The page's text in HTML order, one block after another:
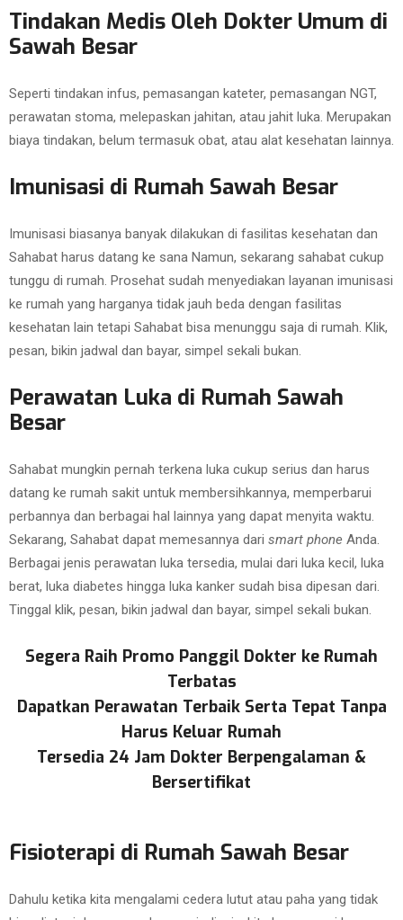
Tindakan Medis Oleh Dokter Umum di
Sawah Besar
Seperti tindakan infus, pemasangan kateter, pemasangan NGT,
perawatan stoma, melepaskan jahitan, atau jahit luka. Merupakan
biaya tindakan, belum termasuk obat, atau alat kesehatan lainnya.
Imunisasi di Rumah Sawah Besar
Imunisasi biasanya banyak dilakukan di fasilitas kesehatan dan
Sahabat harus datang ke sana Namun, sekarang sahabat cukup
tunggu di rumah. Prosehat sudah menyediakan layanan imunisasi
ke rumah yang harganya tidak jauh beda dengan fasilitas
kesehatan lain tetapi Sahabat bisa menunggu saja di rumah. Klik,
pesan, bikin jadwal dan bayar, simpel sekali bukan.
Perawatan Luka di Rumah Sawah
Besar
Sahabat mungkin pernah terkena luka cukup serius dan harus
datang ke rumah sakit untuk membersihkannya, memperbarui
perbannya dan berbagai hal lainnya yang dapat menyita waktu.
Sekarang, Sahabat dapat memesannya dari smart phone Anda.
Berbagai jenis perawatan luka tersedia, mulai dari luka kecil, luka
berat, luka diabetes hingga luka kanker sudah bisa dipesan dari.
Tinggal klik, pesan, bikin jadwal dan bayar, simpel sekali bukan.
Segera Raih Promo Panggil Dokter ke Rumah
Terbatas
Dapatkan Perawatan Terbaik Serta Tepat Tanpa
Harus Keluar Rumah
Tersedia 24 Jam Dokter Berpengalaman &
Bersertifikat
Fisioterapi di Rumah Sawah Besar
Dahulu ketika kita mengalami cedera lutut atau paha yang tidak